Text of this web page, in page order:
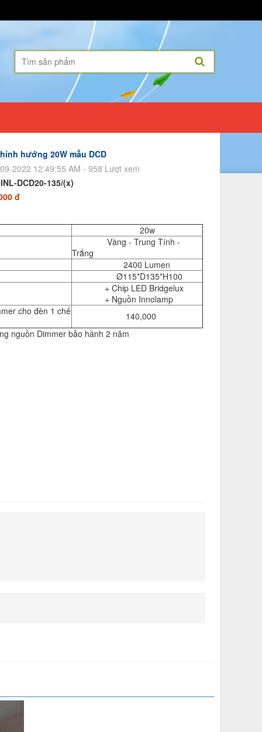
hướng 20W mẫu DCD
2022 12:49:55 AM - 958 Lượt xem
INL-DCD20-135/(x)
đ
20w
Vàng - Trung Tính -
Trắng
2400 Lumen
Ø115*D135*H100
+ Chip LED Bridgelux
+ Nguồn Innolamp
cho đèn 1 chế 140,000
nguồn Dimmer bảo hành 2 năm